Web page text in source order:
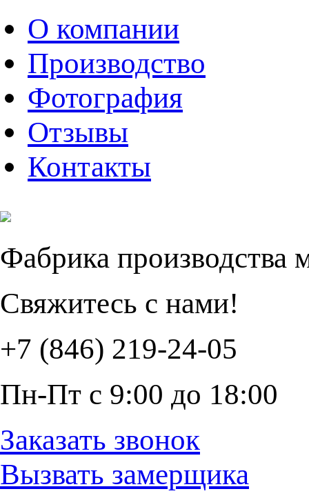
О компании
Производство
Фотография
Отзывы
Контакты
Фабрика производства
Свяжитесь с нами!
+7 (846) 219-24-05
Пн-Пт с 9:00 до 18:00
Заказать звонок
Вызвать замерщика